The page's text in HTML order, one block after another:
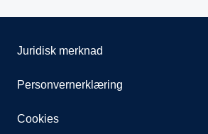
Juridisk merknad
Personvernerklæring
Cookies